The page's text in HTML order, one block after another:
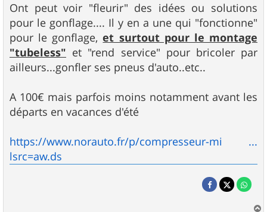
s
s
a
g
e
Ont peut voir "fleurir" des idées ou solutions
pour le gonflage.... Il y en a une qui "fonctionne"
pour le gonflage,et surtout pour le montage
"tubeless" et "rend service" pour bricoler par
ailleurs...gonfler ses pneus d'auto..etc..
A 100€ mais parfois moins notamment avant les
départs en vacances d'été
https://www.norauto.fr/p/compresseur-mi ...
lsrc=aw.ds